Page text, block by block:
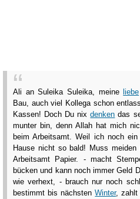
Ali an Suleika Suleika, meine liebe
Bau, auch viel Kollega schon
Kassen! Doch Du nixdenken das
munter bin, denn Allah hat mich
beim Arbeitsamt. Weil ich noch
Hause nicht so bald! Muss
Arbeitsamt Papier. - macht
bücken und kann noch immer Geld
wie verhext, - brauch nur noch
bestimmt bis nächstenWinter, zahlt